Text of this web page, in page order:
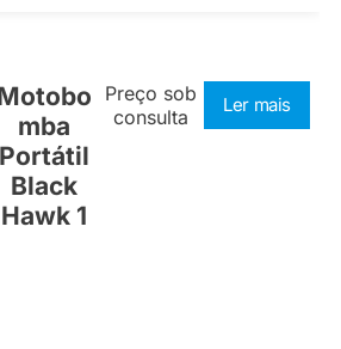
mba
Portátil
Black
Hawk 1
Preço sob
consulta
Ler mais